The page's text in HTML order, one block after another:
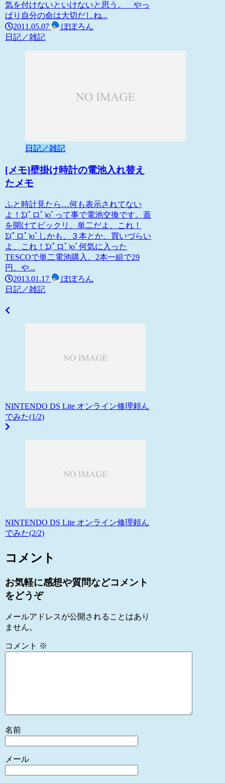
気を付けないといけないと思う。 やっ
ぱり自分の命は大切だしね...
2011.05.07
ぽぽろん
日記／雑記
日記／雑記
[メモ]壁掛け時計の電池入れ替え
たメモ
ふと時計見たら…何も表示されてない
よ！Σ(ﾟロﾟ)oﾞって事で電池交換です。蓋
を開けてビックリ、単二だよ、これ！
Σ(ﾟロﾟ)oﾞしかも、３本とか、買いづらい
よ、これ！Σ(ﾟロﾟ)oﾞ何気に入った
TESCOで単二電池購入。2本一組で29
円。や...
2013.01.17
ぽぽろん
日記／雑記
NINTENDO DS Lite オンライン修理頼ん
でみた(1/2)
NINTENDO DS Lite オンライン修理頼ん
でみた(2/2)
コメント
お気軽に感想や質問などコメント
をどうぞ
メールアドレスが公開されることはあり
ません。
コメント ※
名前
メール